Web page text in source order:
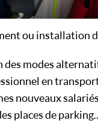
ou installation
des modes
en
nouveaux salariés
places de